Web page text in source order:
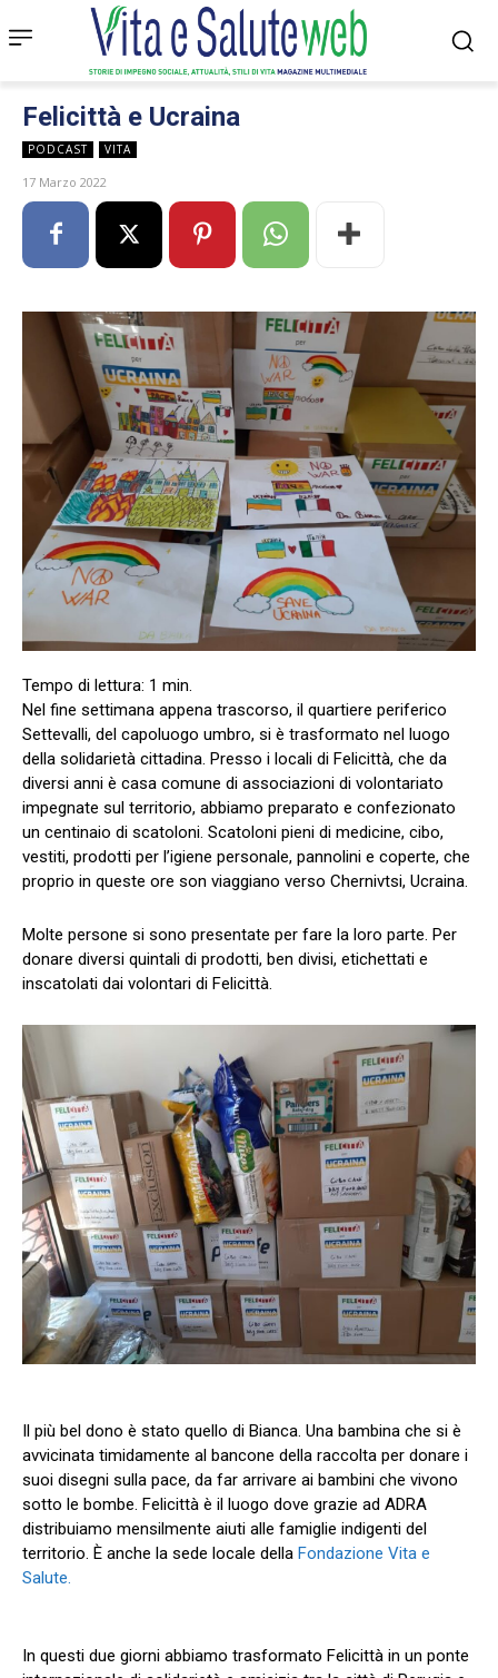
Felicittà e Ucraina
PODCAST VITA
17 Marzo 2022
Nel fine settimana appena trascorso, il quartiere periferico
Settevalli, del capoluogo umbro, si è trasformato nel luogo
della solidarietà cittadina. Presso i locali di Felicittà, che da
diversi anni è casa comune di associazioni di volontariato
impegnate sul territorio, abbiamo preparato e confezionato
un centinaio di scatoloni. Scatoloni pieni di medicine, cibo,
vestiti, prodotti per l’igiene personale, pannolini e coperte, che
proprio in queste ore son viaggiano verso Chernivtsi, Ucraina.
Molte persone si sono presentate per fare la loro parte. Per
donare diversi quintali di prodotti, ben divisi, etichettati e
inscatolati dai volontari di Felicittà.
Il più bel dono è stato quello di Bianca. Una bambina che si è
avvicinata timidamente al bancone della raccolta per donare i
suoi disegni sulla pace, da far arrivare ai bambini che vivono
sotto le bombe. Felicittà è il luogo dove grazie ad ADRA
distribuiamo mensilmente aiuti alle famiglie indigenti del
territorio. È anche la sede locale della Fondazione Vita e
Salute.
In questi due giorni abbiamo trasformato Felicittà in un ponte